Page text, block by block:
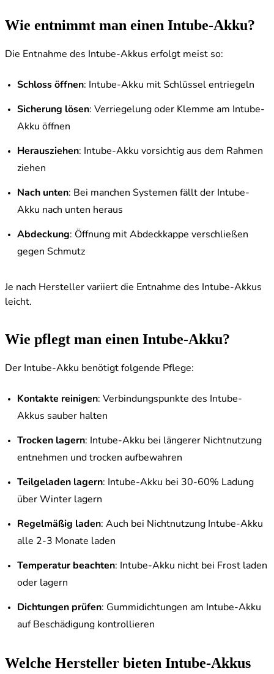
Wie entnimmt man einen Intube-Akku?
Die Entnahme des Intube-Akkus erfolgt meist so:
Schloss öffnen: Intube-Akku mit Schlüssel entriegeln
Sicherung lösen: Verriegelung oder Klemme am Intube-
Akku öffnen
Herausziehen: Intube-Akku vorsichtig aus dem Rahmen
ziehen
Nach unten: Bei manchen Systemen fällt der Intube-
Akku nach unten heraus
Abdeckung: Öffnung mit Abdeckkappe verschließen
gegen Schmutz
Je nach Hersteller variiert die Entnahme des Intube-Akkus
leicht.
Wie pflegt man einen Intube-Akku?
Der Intube-Akku benötigt folgende Pflege:
Kontakte reinigen: Verbindungspunkte des Intube-
Akkus sauber halten
Trocken lagern: Intube-Akku bei längerer Nichtnutzung
entnehmen und trocken aufbewahren
Teilgeladen lagern: Intube-Akku bei 30-60% Ladung
über Winter lagern
Regelmäßig laden: Auch bei Nichtnutzung Intube-Akku
alle 2-3 Monate laden
Temperatur beachten: Intube-Akku nicht bei Frost laden
oder lagern
Dichtungen prüfen: Gummidichtungen am Intube-Akku
auf Beschädigung kontrollieren
Welche Hersteller bieten Intube-Akkus